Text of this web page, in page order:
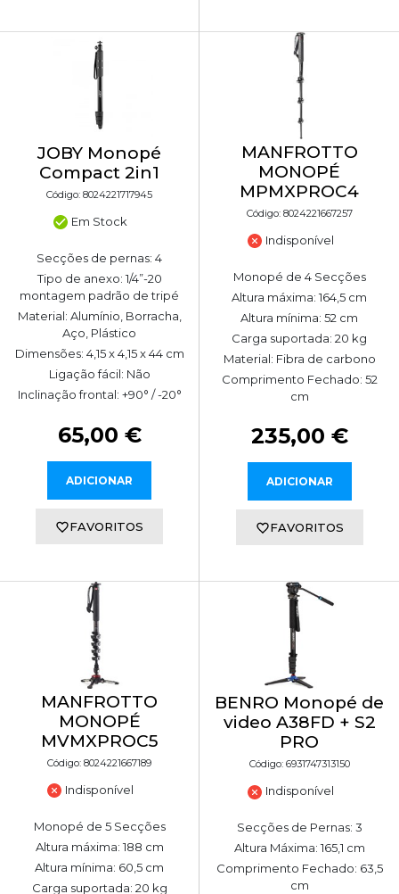
JOBY Monopé
Compact 2in1
Código: 8024221717945
Em Stock
Secções de pernas: 4
Tipo de anexo: 1/4”-20
montagem padrão de tripé
Material: Alumínio, Borracha,
Aço, Plástico
Dimensões: 4,15 x 4,15 x 44 cm
Ligação fácil: Não
Inclinação frontal: +90° / -20°
65,00 €
ADICIONAR
FAVORITOS
MANFROTTO
MONOPÉ
MPMXPROC4
Código: 8024221667257
Indisponível
Monopé de 4 Secções
Altura máxima: 164,5 cm
Altura mínima: 52 cm
Carga suportada: 20 kg
Material: Fibra de carbono
Comprimento Fechado: 52
cm
235,00 €
ADICIONAR
FAVORITOS
MANFROTTO
MONOPÉ
MVMXPROC5
Código: 8024221667189
Indisponível
Monopé de 5 Secções
Altura máxima: 188 cm
Altura mínima: 60,5 cm
Carga suportada: 20 kg
BENRO Monopé de
video A38FD + S2
PRO
Código: 6931747313150
Indisponível
Secções de Pernas: 3
Altura Máxima: 165,1 cm
Comprimento Fechado: 63,5
cm